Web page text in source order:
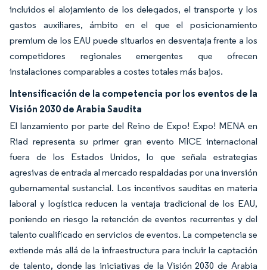
incluidos el alojamiento de los delegados, el transporte y los
gastos auxiliares, ámbito en el que el posicionamiento
premium de los EAU puede situarlos en desventaja frente a los
competidores regionales emergentes que ofrecen
instalaciones comparables a costes totales más bajos.
Intensificación de la competencia por los eventos de la
Visión 2030 de Arabia Saudita
El lanzamiento por parte del Reino de Expo! Expo! MENA en
Riad representa su primer gran evento MICE internacional
fuera de los Estados Unidos, lo que señala estrategias
agresivas de entrada al mercado respaldadas por una inversión
gubernamental sustancial. Los incentivos sauditas en materia
laboral y logística reducen la ventaja tradicional de los EAU,
poniendo en riesgo la retención de eventos recurrentes y del
talento cualificado en servicios de eventos. La competencia se
extiende más allá de la infraestructura para incluir la captación
de talento, donde las iniciativas de la Visión 2030 de Arabia